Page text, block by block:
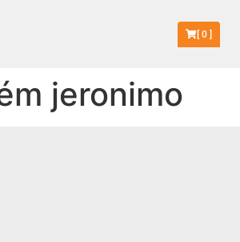
[0]
jeronimo